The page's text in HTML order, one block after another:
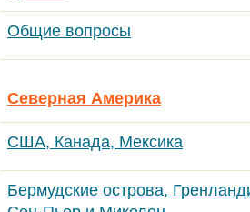
Общие вопросы
Северная Америка
США, Канада, Мексика
Бермудские острова,